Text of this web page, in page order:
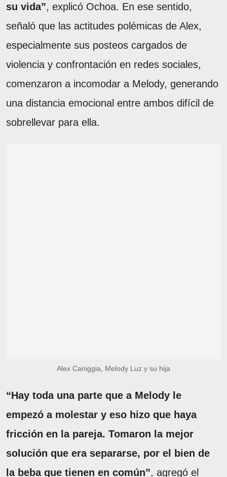
su vida”, explicó Ochoa. En ese sentido,
señaló que las actitudes polémicas de Alex,
especialmente sus posteos cargados de
violencia y confrontación en redes sociales,
comenzaron a incomodar a Melody, generando
una distancia emocional entre ambos difícil de
sobrellevar para ella.
Alex Caniggia, Melody Luz y su hija
“Hay toda una parte que a Melody le
empezó a molestar y eso hizo que haya
fricción en la pareja. Tomaron la mejor
solución que era separarse, por el bien de
la beba que tienen en común”, agregó el